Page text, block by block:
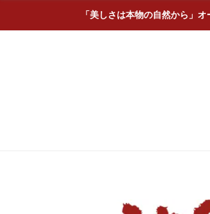
「美しさは本物の自然から」